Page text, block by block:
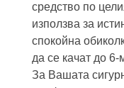
средство по
използва за
спокойна
да се качат до
За Вашата